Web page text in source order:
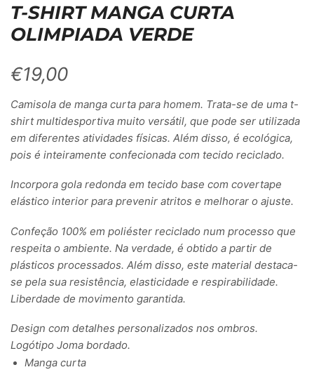
T-SHIRT MANGA CURTA
OLIMPIADA VERDE
€19,00
Camisola de manga curta para homem. Trata-se de uma t-
shirt multidesportiva muito versátil, que pode ser utilizada
em diferentes atividades físicas. Além disso, é ecológica,
pois é inteiramente confecionada com tecido reciclado.
Incorpora gola redonda em tecido base com covertape
elástico interior para prevenir atritos e melhorar o ajuste.
Confeção 100% em poliéster reciclado num processo que
respeita o ambiente. Na verdade, é obtido a partir de
plásticos processados. Além disso, este material destaca-
se pela sua resistência, elasticidade e respirabilidade.
Liberdade de movimento garantida.
Design com detalhes personalizados nos ombros.
Logótipo Joma bordado.
Manga curta